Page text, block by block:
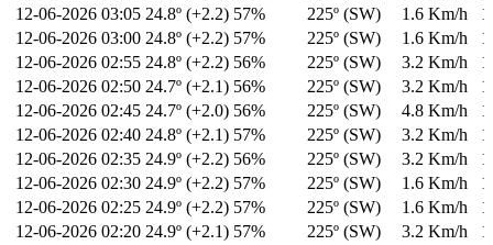
12-06-2026 03:05 24.8º (+2.2) 57% 225º (SW) 1.6 Km/h
12-06-2026 03:00 24.8º (+2.2) 57% 225º (SW) 1.6 Km/h
12-06-2026 02:55 24.8º (+2.2) 56% 225º (SW) 3.2 Km/h
12-06-2026 02:50 24.7º (+2.1) 56% 225º (SW) 3.2 Km/h
12-06-2026 02:45 24.7º (+2.0) 56% 225º (SW) 4.8 Km/h
12-06-2026 02:40 24.8º (+2.1) 57% 225º (SW) 3.2 Km/h
12-06-2026 02:35 24.9º (+2.2) 56% 225º (SW) 3.2 Km/h
12-06-2026 02:30 24.9º (+2.2) 57% 225º (SW) 1.6 Km/h
12-06-2026 02:25 24.9º (+2.2) 57% 225º (SW) 1.6 Km/h
12-06-2026 02:20 24.9º (+2.1) 57% 225º (SW) 3.2 Km/h